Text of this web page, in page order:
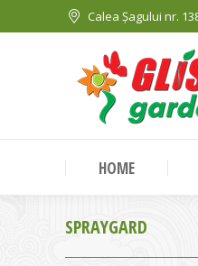
Calea Șagului nr.
HOME
SPRAYGARD